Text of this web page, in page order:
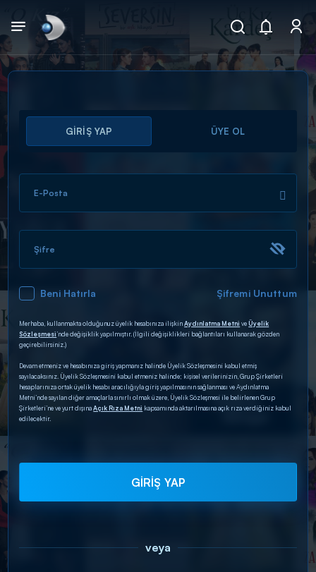
Arama
ARAMA SONUÇLARI
DİĞER SONUÇLAR
GİRİŞ YAP ÜYE OL
E-Posta
Şifre
Beni Hatırla Şifremi Unuttum
Merhaba, kullanmakta olduğunuz üyelik hesabınıza ilişkinAydınlatma Metni veÜyelik
Sözleşmesi’nde değişiklik yapılmıştır. (İlgili değişiklikleri bağlantıları kullanarak gözden
geçirebilirsiniz.)
Devam etmeniz ve hesabınıza giriş yapmanız halinde Üyelik Sözleşmesini kabul etmiş
sayılacaksınız. Üyelik Sözleşmesini kabul etmeniz halinde; kişisel verilerinizin, Grup Şirketleri
hesaplarınıza ortak üyelik hesabı aracılığıyla giriş yapılmasının sağlanması ve Aydınlatma
Metni’nde sayılan diğer amaçlarla sınırlı olmak üzere, Üyelik Sözleşmesi ile belirlenen Grup
Şirketleri’ne ve yurt dışınaAçık Rıza Metni kapsamında aktarılmasına açık rıza verdiğiniz kabul
edilecektir.
GİRİŞ YAP
veya